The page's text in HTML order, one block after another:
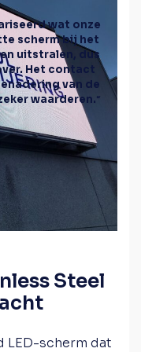
wat onze
scherm bij het
uitstralen, dus
Het contact
van de
waarderen.“
Steel
LED-scherm dat